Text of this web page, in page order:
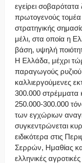
εγείρει
πρωτογενούς τομέα
στρατηγικής
μέλι, στα οποία η
βάση, υψηλή
Η Ελλάδα, μέχρι
παραγωγούς
καλλιεργούμενες
300.000 στρέμματα
250.000-300.000
των εγχώριων
συγκεντρώνεται
ειδικότερα στις
Σερρών, Ημαθίας
ελληνικές αγροτικές